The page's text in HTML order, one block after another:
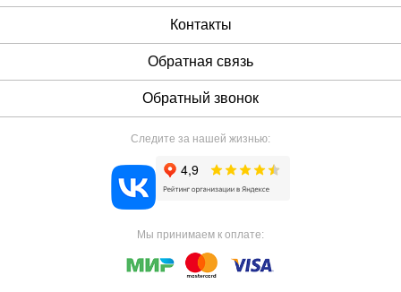
Контакты
Обратная связь
Обратный звонок
Следите за нашей жизнью:
Мы принимаем к оплате: